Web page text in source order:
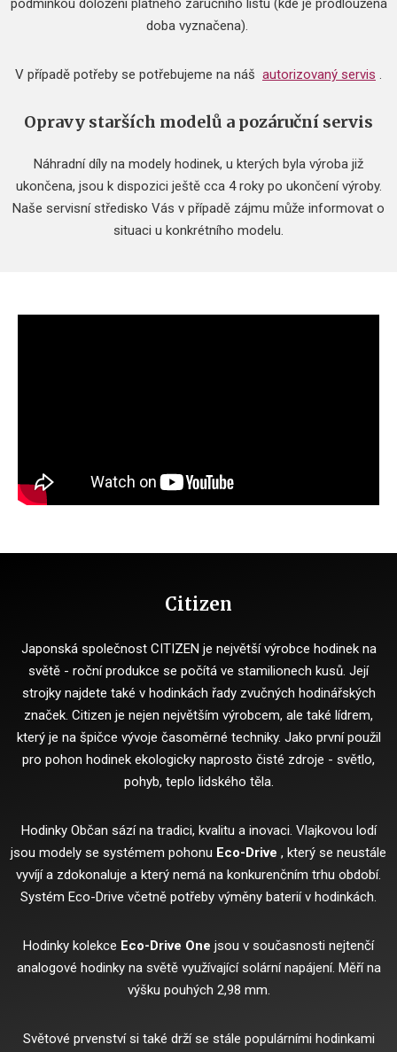
podmínkou doložení platného záručního listu (kde je prodloužená
doba vyznačena).
V případě potřeby se potřebujeme na náš autorizovaný servis .
Opravy starších modelů a pozáruční servis
Náhradní díly na modely hodinek, u kterých byla výroba již
ukončena, jsou k dispozici ještě cca 4 roky po ukončení výroby.
Naše servisní středisko Vás v případě zájmu může informovat o
situaci u konkrétního modelu.
Citizen
Japonská společnost CITIZEN je největší výrobce hodinek na
světě - roční produkce se počítá ve stamilionech kusů. Její
strojky najdete také v hodinkách řady zvučných hodinářských
značek. Citizen je nejen největším výrobcem, ale také lídrem,
který je na špičce vývoje časoměrné techniky. Jako první použil
pro pohon hodinek ekologicky naprosto čisté zdroje - světlo,
pohyb, teplo lidského těla.
Hodinky Občan sází na tradici, kvalitu a inovaci. Vlajkovou lodí
jsou modely se systémem pohonu Eco-Drive , který se neustále
vyvíjí a zdokonaluje a který nemá na konkurenčním trhu období.
Systém Eco-Drive včetně potřeby výměny baterií v hodinkách.
Hodinky kolekce Eco-Drive One jsou v současnosti nejtenčí
analogové hodinky na světě využívající solární napájení. Měří na
výšku pouhých 2,98 mm.
Světové prvenství si také drží se stále populárními hodinkami